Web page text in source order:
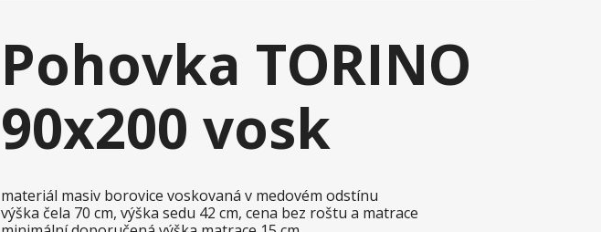
Pohovka TORINO
90x200 vosk
materiál masiv borovice voskovaná v medovém odstínu
výška čela 70 cm, výška sedu 42 cm, cena bez roštu a matrace